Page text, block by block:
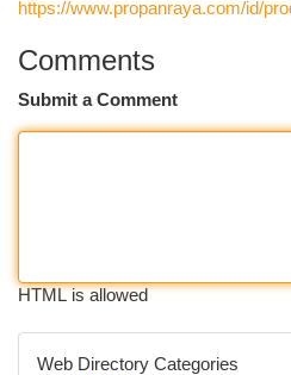
https://www.propanraya.com/id/
Comments
Submit a Comment
HTML is allowed
Web Directory Categories